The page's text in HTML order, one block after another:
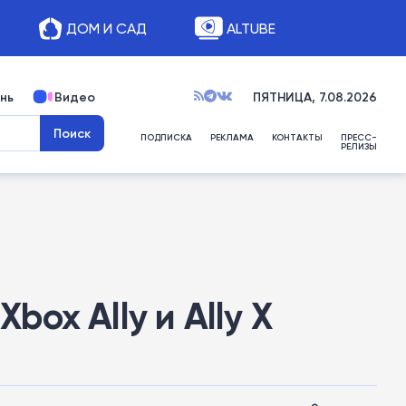
ДОМ И САД ALTUBE
Видео ПЯТНИЦА, 7.08.2026
ПОДПИСКА РЕКЛАМА КОНТАКТЫ ПРЕСС-
РЕЛИЗЫ
Ally и Ally X